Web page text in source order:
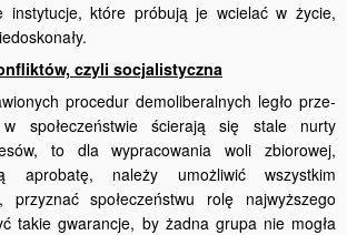
instytucje, które próbują je wcielać w życie,
czyli socjalistyczna
procedur demoliberalnych legło prze­
społeczeństwie ścierają się stale nurty
to dla wypracowania woli zbiorowej,
aprobatę, należy umożliwić wszystkim
przyznać społeczeństwu rolę najwyższego
takie gwarancje, by żadna grupa nie mogła